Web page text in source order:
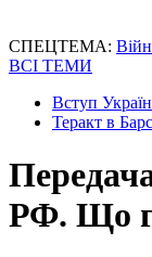
СПЕЦТЕМА:
ВСІ ТЕМИ
Вступ
Теракт в
РФ. Що